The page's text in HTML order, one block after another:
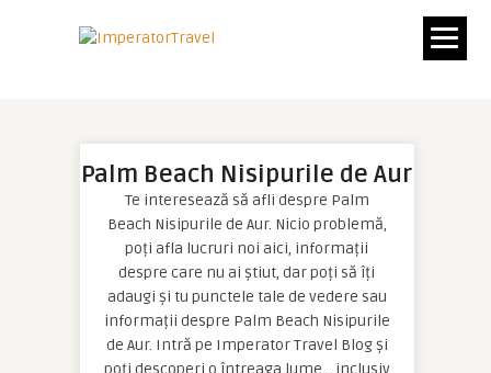
Palm Beach Nisipurile de Aur
Te interesează să afli despre Palm
Beach Nisipurile de Aur. Nicio problemă,
poți afla lucruri noi aici, informații
despre care nu ai știut, dar poți să îți
adaugi și tu punctele tale de vedere sau
informații despre Palm Beach Nisipurile
de Aur. Intră pe Imperator Travel Blog și
poți descoperi o întreaga lume… inclusiv